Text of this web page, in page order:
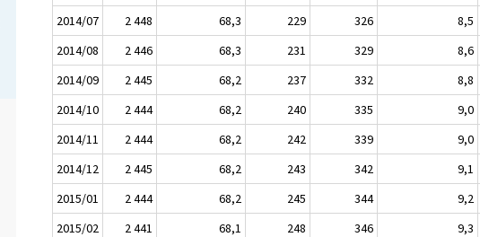
2014/07
2 448 68,3 229 326 8,5
2014/08
2 446 68,3 231 329 8,6
2014/09
2 445 68,2 237 332 8,8
2014/10
2 444 68,2 240 335 9,0
2014/11
2 444 68,2 242 339 9,0
2014/12
2 445 68,2 243 342 9,1
2015/01
2 444 68,2 245 344 9,2
2015/02
2 441 68,1 248 346 9,3